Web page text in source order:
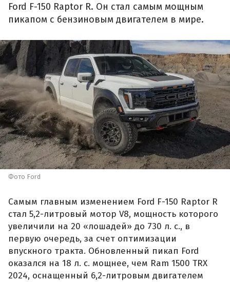
Ford F-150 Raptor R. Он стал самым мощным
пикапом с бензиновым двигателем в мире.
Фото Ford
Самым главным изменением Ford F-150 Raptor R
стал 5,2-литровый мотор V8, мощность которого
увеличили на 20 «лошадей» до 730 л. с., в
первую очередь, за счет оптимизации
впускного тракта. Обновленный пикап Ford
оказался на 18 л. с. мощнее, чем Ram 1500 TRX
2024, оснащенный 6,2-литровым двигателем